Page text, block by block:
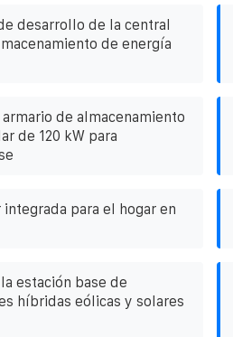
desarrollo de la central
de energía
de almacenamiento
de 120 kW para
integrada para el hogar en
estación base de
híbridas eólicas y solares